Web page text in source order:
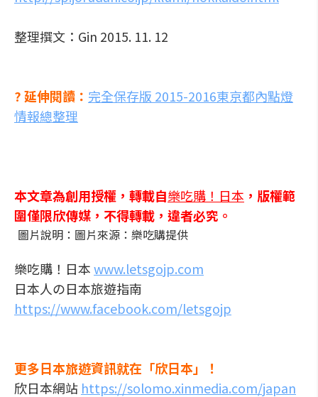
整理撰文：Gin 2015. 11. 12
? 延伸閱讀： 完全保存版 2015-2016東京都內點燈
情報總整理
本文章為創用授權，轉載自樂吃購！日本 ，版權範
圍僅限欣傳媒，不得轉載，違者必究。
圖片說明：圖片來源：樂吃購提供
樂吃購！日本www.letsgojp.com
日本人の日本旅遊指南
https://www.facebook.com/letsgojp
更多日本旅遊資訊就在「欣日本」！
欣日本網站 https://solomo.xinmedia.com/japan